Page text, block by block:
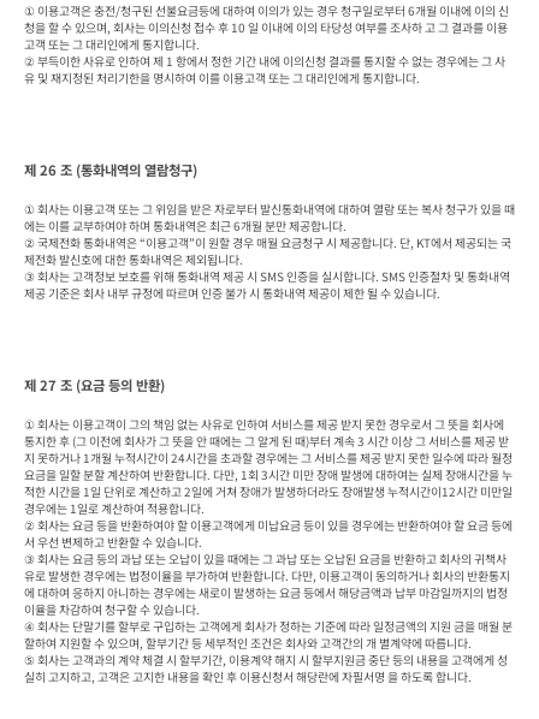
① 이용고객은 충전/청구된 선불요금등에 대하여 이의가 있는 경우 청구일로부터 6개월 이내에 이의 신
청을 할 수 있으며, 회사는 이의신청 접수 후 10 일 이내에 이의 타당성 여부를 조사하 고 그 결과를 이용
고객 또는 그 대리인에게 통지합니다.
② 부득이한 사유로 인하여 제 1 항에서 정한 기간 내에 이의신청 결과를 통지할 수 없는 경우에는 그 사
유 및 재지정된 처리기한을 명시하여 이를 이용고객 또는 그 대리인에게 통지합니다.
제 26 조 (통화내역의 열람청구)
① 회사는 이용고객 또는 그 위임을 받은 자로부터 발신통화내역에 대하여 열람 또는 복사 청구가 있을 때
에는 이를 교부하여야 하며 통화내역은 최근 6개월 분만 제공합니다.
② 국제전화 통화내역은 “이용고객”이 원할 경우 매월 요금청구 시 제공합니다. 단, KT에서 제공되는 국
제전화 발신호에 대한 통화내역은 제외됩니다.
③ 회사는 고객정보 보호를 위해 통화내역 제공 시 SMS 인증을 실시합니다. SMS 인증절차 및 통화내역
제공 기준은 회사 내부 규정에 따르며 인증 불가 시 통화내역 제공이 제한 될 수 있습니다.
제 27 조 (요금 등의 반환)
① 회사는 이용고객이 그의 책임 없는 사유로 인하여 서비스를 제공 받지 못한 경우로서 그 뜻을 회사에
통지한 후 (그 이전에 회사가 그 뜻을 안 때에는 그 알게 된 때)부터 계속 3 시간 이상 그 서비스를 제공 받
지 못하거나 1개월 누적시간이 24시간을 초과할 경우에는 그 서비스를 제공 받지 못한 일수에 따라 월정
요금을 일할 분할 계산하여 반환합니다. 다만, 1회 3시간 미만 장애 발생에 대하여는 실제 장애시간을 누
적한 시간을 1일 단위로 계산하고 2일에 거쳐 장애가 발생하더라도 장애발생 누적시간이12시간 미만일
경우에는 1일로 계산하여 적용합니다.
② 회사는 요금 등을 반환하여야 할 이용고객에게 미납요금 등이 있을 경우에는 반환하여야 할 요금 등에
서 우선 변제하고 반환할 수 있습니다.
③ 회사는 요금 등의 과납 또는 오납이 있을 때에는 그 과납 또는 오납된 요금을 반환하고 회사의 귀책사
유로 발생한 경우에는 법정이율을 부가하여 반환합니다. 다만, 이용고객이 동의하거나 회사의 반환통지
에 대하여 응하지 아니하는 경우에는 새로이 발생하는 요금 등에서 해당금액과 납부 마감일까지의 법정
이율을 차감하여 청구할 수 있습니다.
④ 회사는 단말기를 할부로 구입하는 고객에게 회사가 정하는 기준에 따라 일정금액의 지원 금을 매월 분
할하여 지원할 수 있으며, 할부기간 등 세부적인 조건은 회사와 고객간의 개 별계약에 따릅니다.
⑤ 회사는 고객과의 계약 체결 시 할부기간, 이용계약 해지 시 할부지원금 중단 등의 내용을 고객에게 성
실히 고지하고, 고객은 고지한 내용을 확인 후 이용신청서 해당란에 자필서명 을 하도록 합니다.